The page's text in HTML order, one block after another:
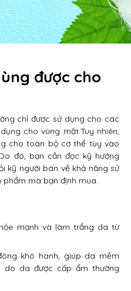
được cho
chỉ được sử dụng cho các
cho vùng mặt.Tuy nhiên,
cho toàn bộ cơ thể tùy vào
đó, bạn cần đọc kỹ hướng
kỹ người bán về khả năng sử
mà bạn định mua.
mạnh và làm trắng da từ
khô hanh, giúp da mềm
do da được cấp ẩm thường